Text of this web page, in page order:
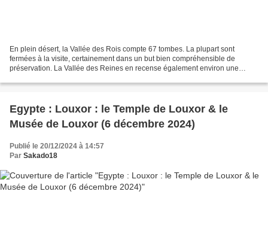
En plein désert, la Vallée des Rois compte 67 tombes. La plupart sont
fermées à la visite, certainement dans un but bien compréhensible de
préservation. La Vallée des Reines en recense également environ une
Egypte : Louxor : le Temple de Louxor & le
Musée de Louxor (6 décembre 2024)
Publié le 20/12/2024 à 14:57
Par Sakado18